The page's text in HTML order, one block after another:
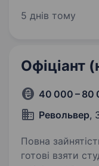
де хочеться
5 днів тому
Офіціант
40 000 – 80
Револьвер,
Повна
готові взяти студента.